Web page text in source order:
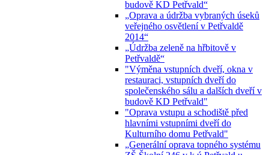
budově KD Petřvald“
„Oprava a údržba vybraných úseků
veřejného osvětlení v Petřvaldě
2014“
„Údržba zeleně na hřbitově v
Petřvaldě“
"Výměna vstupních dveří, okna v
restauraci, vstupních dveří do
společenského sálu a dalších dveří v
budově KD Petřvald"
"Oprava vstupu a schodiště před
hlavními vstupními dveří do
Kulturního domu Petřvald"
„Generální oprava topného systému